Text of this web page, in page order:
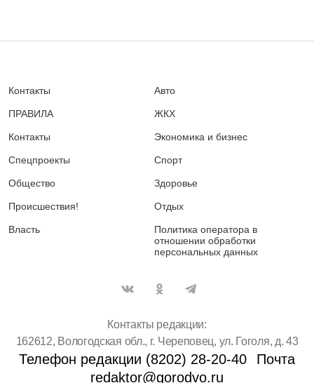
Контакты
ПРАВИЛА
Контакты
Спецпроекты
Общество
Происшествия!
Власть
Авто
ЖКХ
Экономика и бизнес
Спорт
Здоровье
Отдых
Политика оператора в
отношении обработки
персональных данных
Контакты редакции:
162612, Вологодская обл., г. Череповец, ул. Гоголя, д. 43
Телефон редакции (8202) 28-20-40
Почта
redaktor@gorodvo.ru